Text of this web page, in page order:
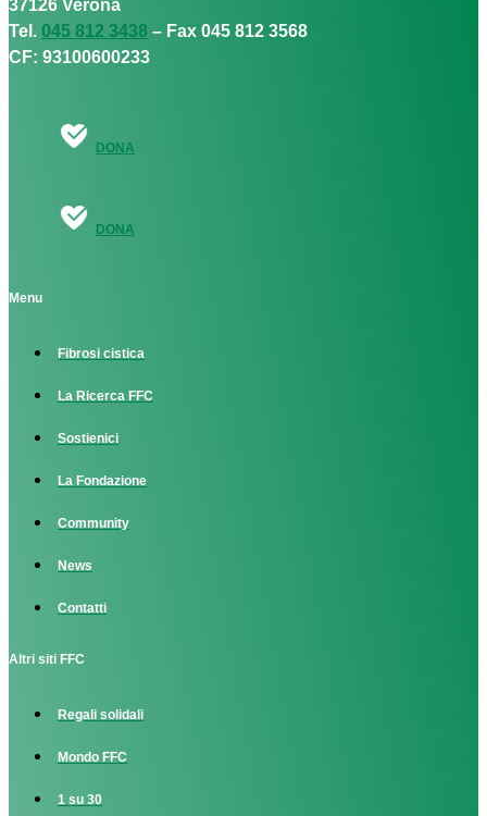
37126 Verona
Tel. 045 812 3438 – Fax 045 812 3568
CF: 93100600233
DONA
DONA
Menu
Fibrosi cistica
La Ricerca FFC
Sostienici
La Fondazione
Community
News
Contatti
Altri siti FFC
Regali solidali
Mondo FFC
1 su 30